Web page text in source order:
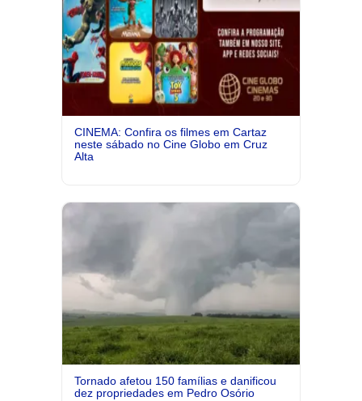
CINEMA: Confira os filmes em Cartaz
neste sábado no Cine Globo em Cruz
Alta
Tornado afetou 150 famílias e danificou
dez propriedades em Pedro Osório